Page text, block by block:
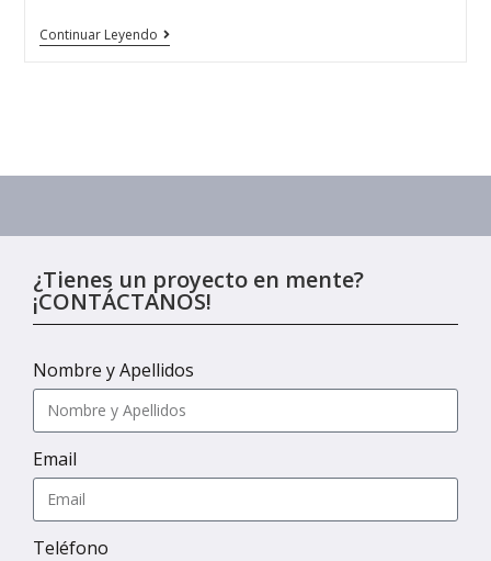
Continuar Leyendo
¿Tienes un proyecto en mente?
¡CONTÁCTANOS!
Nombre y Apellidos
Email
Teléfono